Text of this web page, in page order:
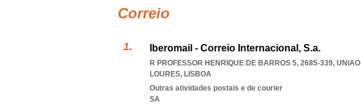
Correio
Iberomail - Correio Internacional, S.a.
R PROFESSOR HENRIQUE DE BARROS 5, 2685-339,
LOURES, LISBOA
Outras atividades postais e de courier
SA